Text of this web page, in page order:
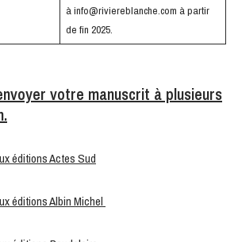
àinfo@riviereblanche.com à partir
de fin 2025.
votre manuscrit à plusieurs
éditions Actes Sud
éditions Albin Michel